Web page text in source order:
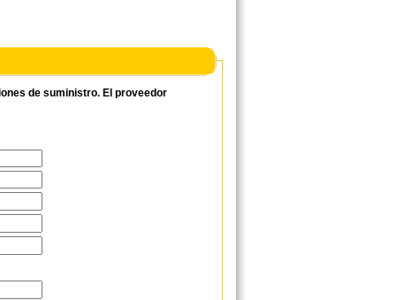
de suministro. El proveedor